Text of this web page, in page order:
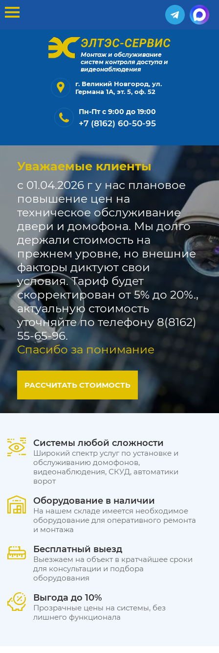
Монтаж и обслуживание
систем контроля доступа и
видеонаблюдения
г. Великий Новгород, ул.
Германа 1А, эт. 5, оф. 52
Пн-Пт с 9:00 до 19:00
+7 (8162) 60-50-95
Уважаемые клиенты
с 01.04.2026 г у нас плановое
повышение цен на
техническое обслуживание
двери и домофона. Мы долго
держали стоимость на
прежнем уровне, но внешние
факторы диктуют свои
условия. Тариф будет
скорректирован от 5% до 20%.,
актуальную стоимость
уточняйте по телефону 8(8162)
55-65-96.
Спасибо за понимание
РАССЧИТАТЬ СТОИМОСТЬ
Системы любой сложности
Широкий спектр услуг по установке и
обслуживанию домофонов,
видеонаблюдения, СКУД, автоматики
ворот
Оборудование в наличии
На нашем складе имеется необходимое
оборудование для оперативного ремонта
и монтажа
Бесплатный выезд
Выезжаем на объект в кратчайшее сроки
для консультации и подбора
оборудования
Выгода до 10%
Прозрачные цены на системы, без
лишнего функционала